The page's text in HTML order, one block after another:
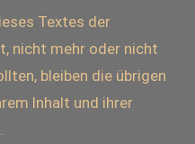
Textes der
nicht mehr oder nicht
bleiben die übrigen
Inhalt und ihrer